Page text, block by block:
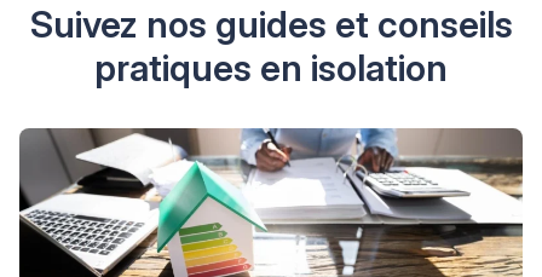
Suivez nos guides et conseils
pratiques en isolation